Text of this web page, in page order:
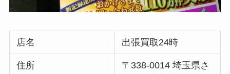
店名 出張買取24時
住所
〒338-0014 埼玉県さ